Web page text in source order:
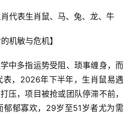
代表生肖鼠、马、兔、龙、牛
机敏与危机】
中多指运势受阻、琐事缠身，而
表，2026年下半年，生肖鼠易遇
压，项目被抢或团队停滞不前，
郁郁寡欢，29岁至51岁者尤为需